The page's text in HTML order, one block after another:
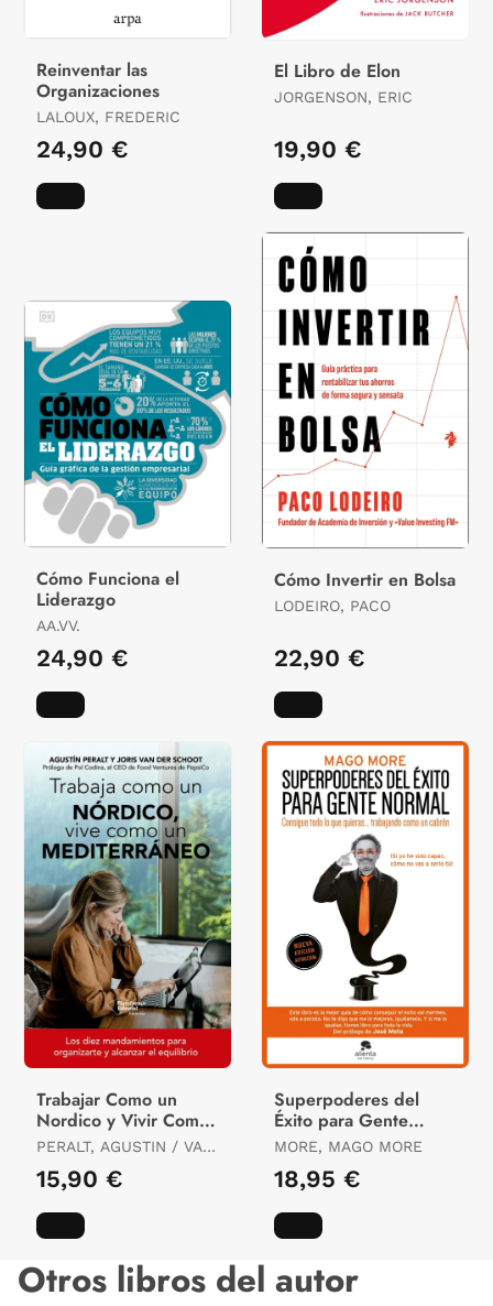
Reinventar las
Organizaciones
LALOUX, FREDERIC
24,90 €
El Libro de Elon
JORGENSON, ERIC
19,90 €
Cómo Funciona el
Liderazgo
AA.VV.
24,90 €
Cómo Invertir en Bolsa
LODEIRO, PACO
22,90 €
Trabajar Como un
Nordico y Vivir Como
un Mediterra
PERALT, AGUSTIN / VAN
15,90 €
Superpoderes del
Éxito para Gente
Normal
MORE, MAGO MORE
18,95 €
Otros libros del autor